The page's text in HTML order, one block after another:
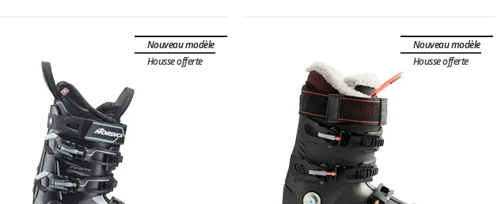
Nouveau modèle
Housse offerte
Nouveau modèle
Housse offerte